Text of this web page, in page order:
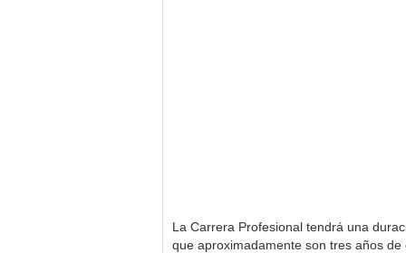
La Carrera Profesional tendrá una
que aproximadamente son tres años